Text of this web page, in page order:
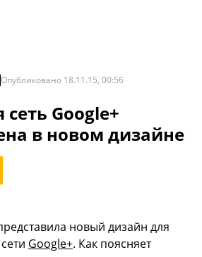
Опубликовано 18.11.15, 00:56
Google+
в новом дизайне
новый дизайн для
Google+. Как поясняет